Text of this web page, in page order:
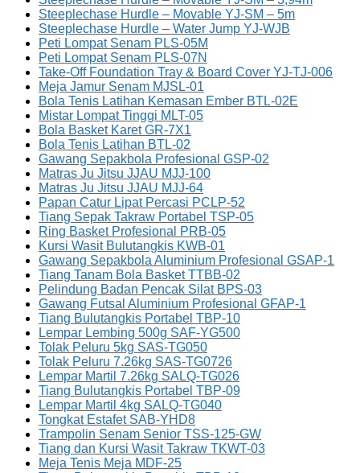
Steeplechase Hurdle – Movable YJ-SM – 5m
Steeplechase Hurdle – Water Jump YJ-WJB
Peti Lompat Senam PLS-05M
Peti Lompat Senam PLS-07N
Take-Off Foundation Tray & Board Cover YJ-TJ-006
Meja Jamur Senam MJSL-01
Bola Tenis Latihan Kemasan Ember BTL-02E
Mistar Lompat Tinggi MLT-05
Bola Basket Karet GR-7X1
Bola Tenis Latihan BTL-02
Gawang Sepakbola Profesional GSP-02
Matras Ju Jitsu JJAU MJJ-100
Matras Ju Jitsu JJAU MJJ-64
Papan Catur Lipat Percasi PCLP-52
Tiang Sepak Takraw Portabel TSP-05
Ring Basket Profesional PRB-05
Kursi Wasit Bulutangkis KWB-01
Gawang Sepakbola Aluminium Profesional GSAP-1
Tiang Tanam Bola Basket TTBB-02
Pelindung Badan Pencak Silat BPS-03
Gawang Futsal Aluminium Profesional GFAP-1
Tiang Bulutangkis Portabel TBP-10
Lempar Lembing 500g SAF-YG500
Tolak Peluru 5kg SAS-TG050
Tolak Peluru 7.26kg SAS-TG0726
Lempar Martil 7.26kg SALQ-TG026
Tiang Bulutangkis Portabel TBP-09
Lempar Martil 4kg SALQ-TG040
Tongkat Estafet SAB-YHD8
Trampolin Senam Senior TSS-125-GW
Tiang dan Kursi Wasit Takraw TKWT-03
Meja Tenis Meja MDF-25